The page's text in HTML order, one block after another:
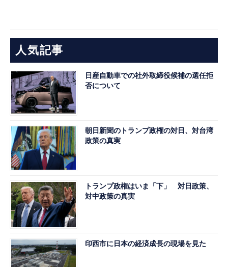
人気記事
日産自動車での社外取締役候補の選任拒
否について
朝日新聞のトランプ政権の対日、対台湾
政策の真実
トランプ政権はいま「下」 対日政策、
対中政策の真実
印西市に日本の経済成長の現場を見た